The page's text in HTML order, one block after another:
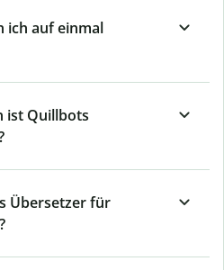
ich auf einmal
ist Quillbots
Übersetzer für